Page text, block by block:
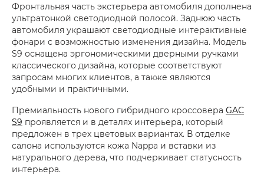
Фронтальная часть экстерьера автомобиля дополнена
ультратонкой светодиодной полосой. Заднюю часть
автомобиля украшают светодиодные интерактивные
фонари с возможностью изменения дизайна. Модель
S9 оснащена эргономическими дверными ручками
классического дизайна, которые соответствуют
запросам многих клиентов, а также являются
удобными и практичными.
Премиальность нового гибридного кроссовера GAC
S9 проявляется и в деталях интерьера, который
предложен в трех цветовых вариантах. В отделке
салона используются кожа Nappa и вставки из
натурального дерева, что подчеркивает статусность
интерьера.